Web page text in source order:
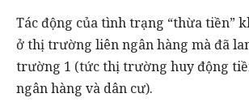
Tác động của tình trạng “thừa tiền”
ở thị trường liên ngân hàng mà đã
trường 1 (tức thị trường huy động
ngân hàng và dân cư).